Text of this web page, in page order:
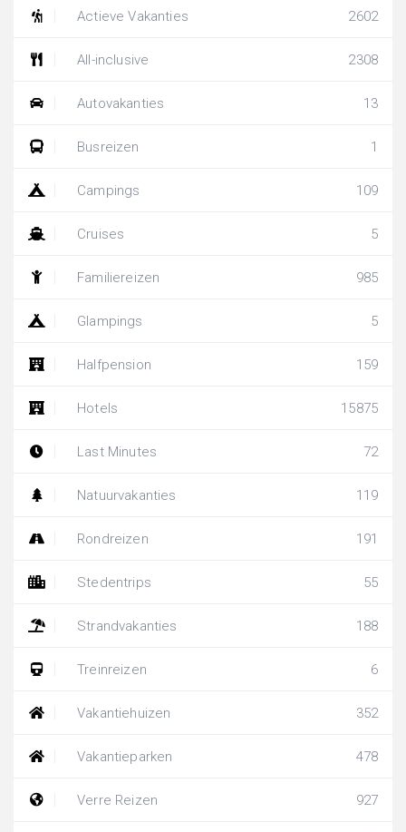
Actieve Vakanties 2602
All-inclusive 2308
Autovakanties 13
Busreizen 1
Campings 109
Cruises 5
Familiereizen 985
Glampings 5
Halfpension 159
Hotels 15875
Last Minutes 72
Natuurvakanties 119
Rondreizen 191
Stedentrips 55
Strandvakanties 188
Treinreizen 6
Vakantiehuizen 352
Vakantieparken 478
Verre Reizen 927